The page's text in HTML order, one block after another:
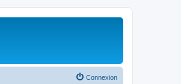
Connexion